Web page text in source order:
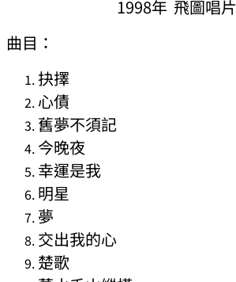
1998年 飛圖唱片
曲目：
抉擇
心債
舊夢不須記
今晚夜
幸運是我
明星
夢
交出我的心
楚歌